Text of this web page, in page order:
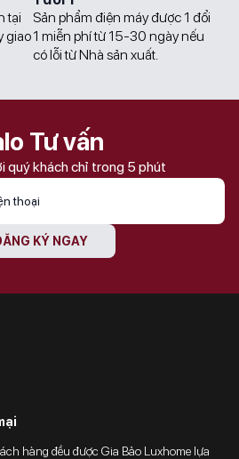
tại
giao
Sản phẩm điện máy được 1 đổi
1 miễn phí từ 15-30 ngày nếu
có lỗi từ Nhà sản xuất.
Tư vấn
quý khách chỉ trong 5 phút
KÝ NGAY
hàng đều được Gia Bảo Luxhome lựa